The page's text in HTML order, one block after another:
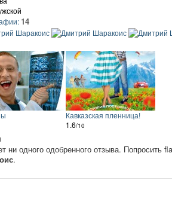
14
Кавказская пленница!
1.6/10
ни одного одобренного отзыва. Попросить
.